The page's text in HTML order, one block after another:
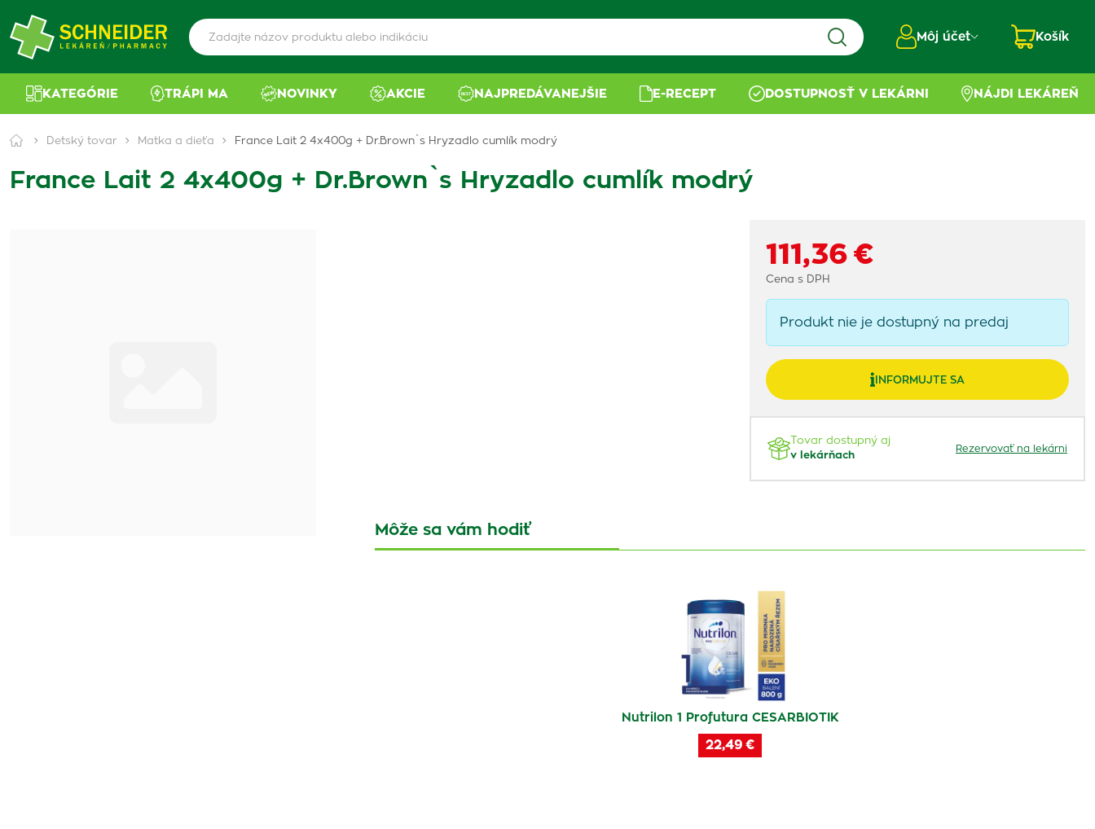
Môj účet Košík
KATEGÓRIE TRÁPI MA NOVINKY AKCIE NAJPREDÁVANEJŠIE E-RECEPT DOSTUPNOSŤ V LEKÁRNI NÁJDI LEKÁREŇ
Detský tovar Matka a dieťa France Lait 2 4x400g + Dr.Brown`s Hryzadlo cumlík modrý
France Lait 2 4x400g + Dr.Brown`s Hryzadlo cumlík modrý
111,36 €
Cena s DPH
Produkt nie je dostupný na predaj
INFORMUJTE SA
Tovar dostupný aj
v lekárňach
Rezervovať na lekárni
Môže sa vám hodiť
Nutrilon 1 Profutura CESARBIOTIK
22,49 €